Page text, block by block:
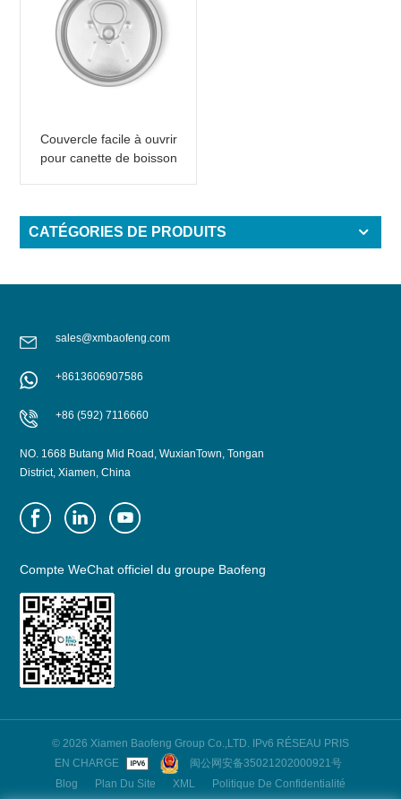
Couvercle facile à ouvrir
pour canette de boisson
CATÉGORIES DE PRODUITS
sales@xmbaofeng.com
+8613606907586
+86 (592) 7116660
NO. 1668 Butang Mid Road, WuxianTown, Tongan
District, Xiamen, China
Compte WeChat officiel du groupe Baofeng
© 2026 Xiamen Baofeng Group Co.,LTD. IPv6 RÉSEAU PRIS
EN CHARGE
闽公网安备35021202000921号
Blog
Plan Du Site XML Politique De Confidentialité